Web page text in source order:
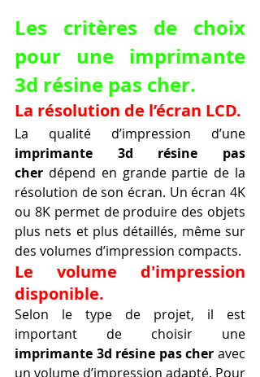
Les critères de choix
pour une imprimante
3d résine pas cher.
La résolution de l’écran LCD.
imprimante 3d résine pas
cher dépend en grande partie de la
résolution de son écran. Un écran 4K
ou 8K permet de produire des objets
plus nets et plus détaillés, même sur
des volumes d’impression compacts.
Le volume d'impression
disponible.
Selon le type de projet, il est
imprimante 3d résine pas cher avec
un volume d’impression adapté. Pour